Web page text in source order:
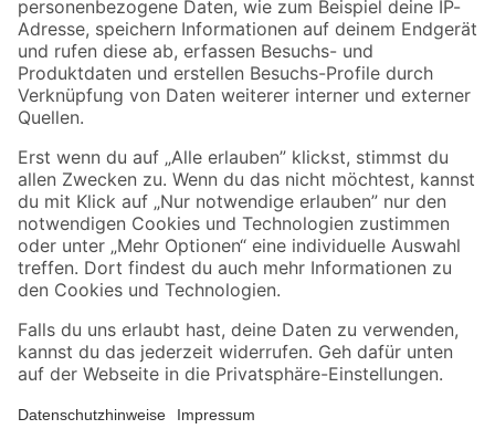
Zahlungsarten Versandarten
Sicher einkaufen
Jetzt die toom-App herunterladen
Alle Preisangaben in EUR inkl. gesetzl. MwSt.. Die dargestellten Angebote sind unter
Umständen nicht in allen Märkten verfügbar. Die angegebenen Verfügbarkeiten beziehen
Produkte nur solange der Vorrat reicht.
*Paketversand ab 59 € versandkostenfrei, gilt nicht für Artikel mit Speditionsversand, hier